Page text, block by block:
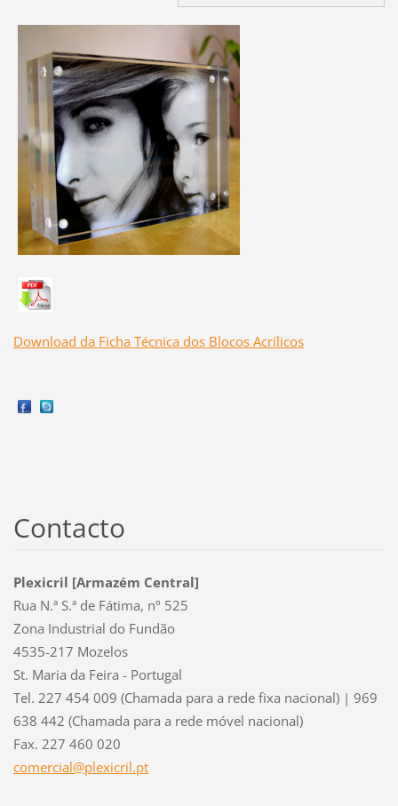
Download da Ficha Técnica dos Blocos Acrílicos
Contacto
Plexicril [Armazém Central]
Rua N.ª S.ª de Fátima, nº 525
Zona Industrial do Fundão
4535-217 Mozelos
St. Maria da Feira - Portugal
Tel. 227 454 009 (Chamada para a rede fixa nacional) | 969
638 442 (Chamada para a rede móvel nacional)
Fax. 227 460 020
comercial@plexicril.pt